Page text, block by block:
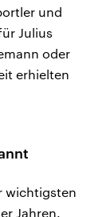
und
Julius
oder
erhielten
wichtigsten
Jahren.